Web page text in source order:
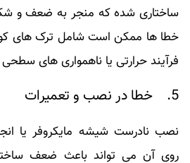
ساختاری شده که منجر به ضعف و
خطا ها ممکن است شامل ترک‌ های
فرآیند حرارتی یا ناهمواری‌ های
5. خطا در نصب و تعمیرات
نصب نادرست شیشه مایکروفر یا
روی آن می‌ تواند باعث ضعف